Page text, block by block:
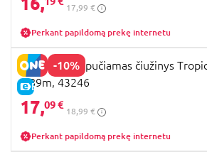
17,99 €
Perkant papildomą prekę internetu
-10%
E-KAINA
BESTWAY pripučiamas čiužinys
0.89m, 43246
17,09 €
18,99 €
Perkant papildomą prekę internetu